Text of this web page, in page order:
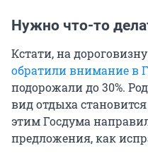
Нужно что-то
Кстати, на
обратили внимание в
подорожали до 30%.
вид отдыха
этим Госдума
предложения, как